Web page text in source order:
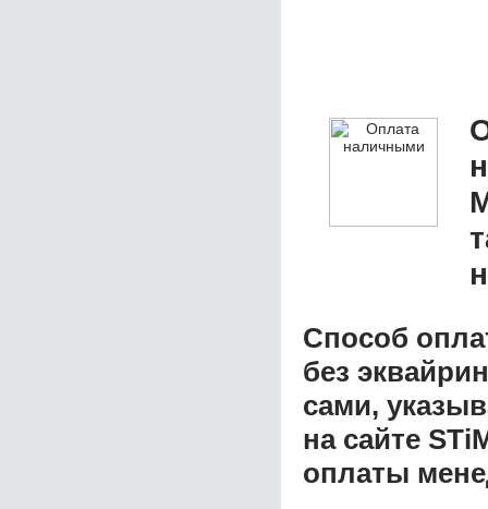
Способ
без
сами,
на сайте
оплаты